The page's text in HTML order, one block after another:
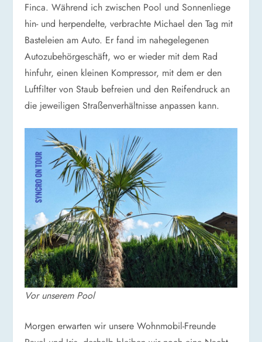
Finca. Während ich zwischen Pool und Sonnenliege
hin- und herpendelte, verbrachte Michael den Tag mit
Basteleien am Auto. Er fand im nahegelegenen
Autozubehörgeschäft, wo er wieder mit dem Rad
hinfuhr, einen kleinen Kompressor, mit dem er den
Luftfilter von Staub befreien und den Reifendruck an
die jeweiligen Straßenverhältnisse anpassen kann.
Vor unserem Pool
Morgen erwarten wir unsere Wohnmobil-Freunde